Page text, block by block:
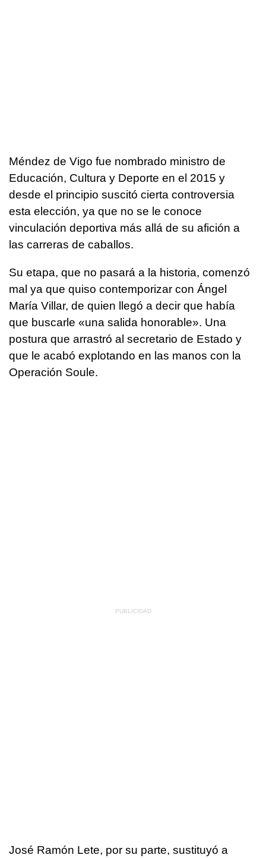
Méndez de Vigo fue nombrado ministro de
Educación, Cultura y Deporte en el 2015 y
desde el principio suscitó cierta controversia
esta elección, ya que no se le conoce
vinculación deportiva más allá de su afición a
las carreras de caballos.
Su etapa, que no pasará a la historia, comenzó
mal ya que quiso contemporizar con Ángel
María Villar, de quien llegó a decir que había
que buscarle «una salida honorable». Una
postura que arrastró al secretario de Estado y
que le acabó explotando en las manos con la
Operación Soule.
José Ramón Lete, por su parte, sustituyó a